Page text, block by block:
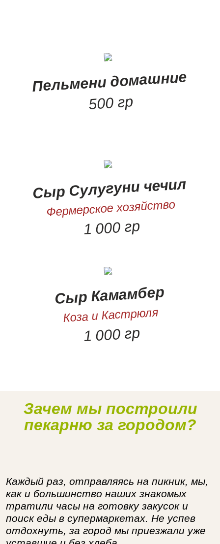
Пельмени домашние
500 гр
Сыр Сулугуни чечил
Фермерское хозяйство
1 000 гр
Сыр Камамбер
Коза и Кастрюля
1 000 гр
Наше производство
Зачем мы построили
пекарню за городом?
Каждый раз, отправляясь на пикник, мы,
как и большинство наших знакомых
тратили часы на готовку закусок и
поиск еды в супермаркетах. Не успев
отдохнуть, за город мы приезжали уже